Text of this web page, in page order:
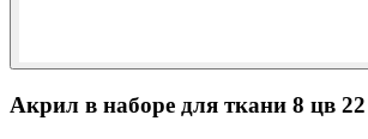
Акрил в наборе для ткани 8 цв